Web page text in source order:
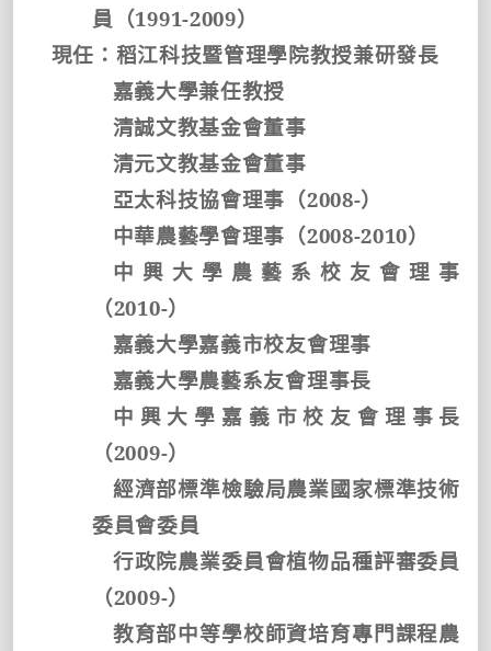
員（1991-2009）
現任：稻江科技暨管理學院教授兼研發長
嘉義大學兼任教授
清誠文教基金會董事
清元文教基金會董事
亞太科技協會理事（2008-）
中華農藝學會理事（2008-2010）
中興大學農藝系校友會理事
（2010-）
嘉義大學嘉義市校友會理事
嘉義大學農藝系友會理事長
中興大學嘉義市校友會理事長
（2009-）
經濟部標準檢驗局農業國家標準技術
委員會委員
行政院農業委員會植物品種評審委員
（2009-）
教育部中等學校師資培育專門課程農